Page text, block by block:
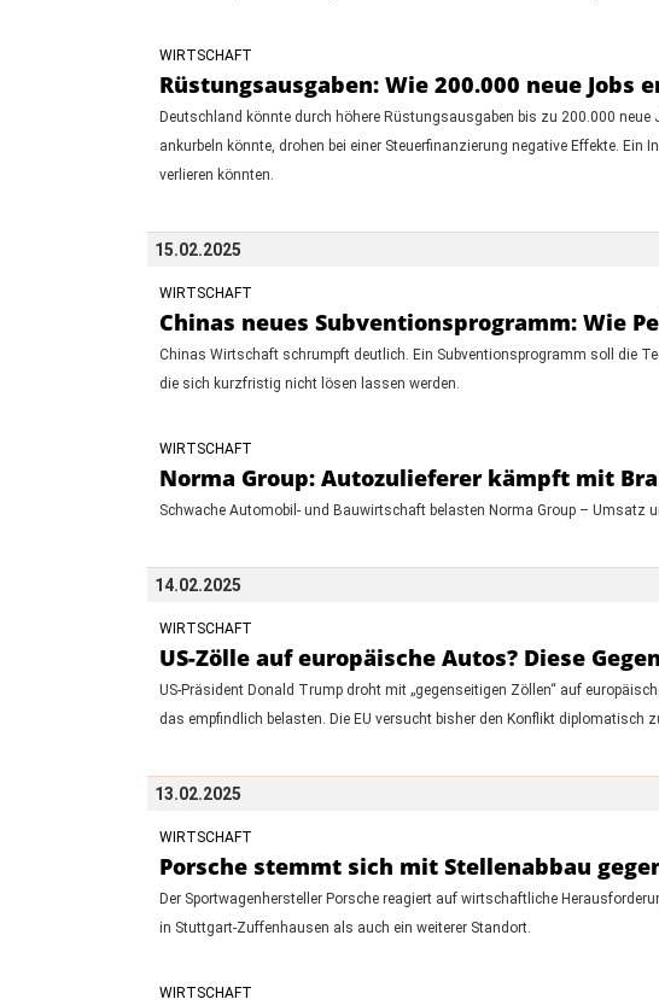
WIRTSCHAFT
Rüstungsausgaben: Wie 200.000 neue Jobs
Deutschland könnte durch höhere Rüstungsausgaben bis zu 200.000
ankurbeln könnte, drohen bei einer Steuerfinanzierung negative Effekte.
verlieren könnten.
15.02.2025
WIRTSCHAFT
Chinas neues Subventionsprogramm: Wie
Chinas Wirtschaft schrumpft deutlich. Ein Subventionsprogramm soll die
die sich kurzfristig nicht lösen lassen werden.
WIRTSCHAFT
Norma Group: Autozulieferer kämpft mit
Schwache Automobil- und Bauwirtschaft belasten Norma Group – Umsatz
14.02.2025
WIRTSCHAFT
US-Zölle auf europäische Autos? Diese
US-Präsident Donald Trump droht mit „gegenseitigen Zöllen“ auf
das empfindlich belasten. Die EU versucht bisher den Konflikt diplomatisch
13.02.2025
WIRTSCHAFT
Porsche stemmt sich mit Stellenabbau
Der Sportwagenhersteller Porsche reagiert auf wirtschaftliche
in Stuttgart-Zuffenhausen als auch ein weiterer Standort.
WIRTSCHAFT